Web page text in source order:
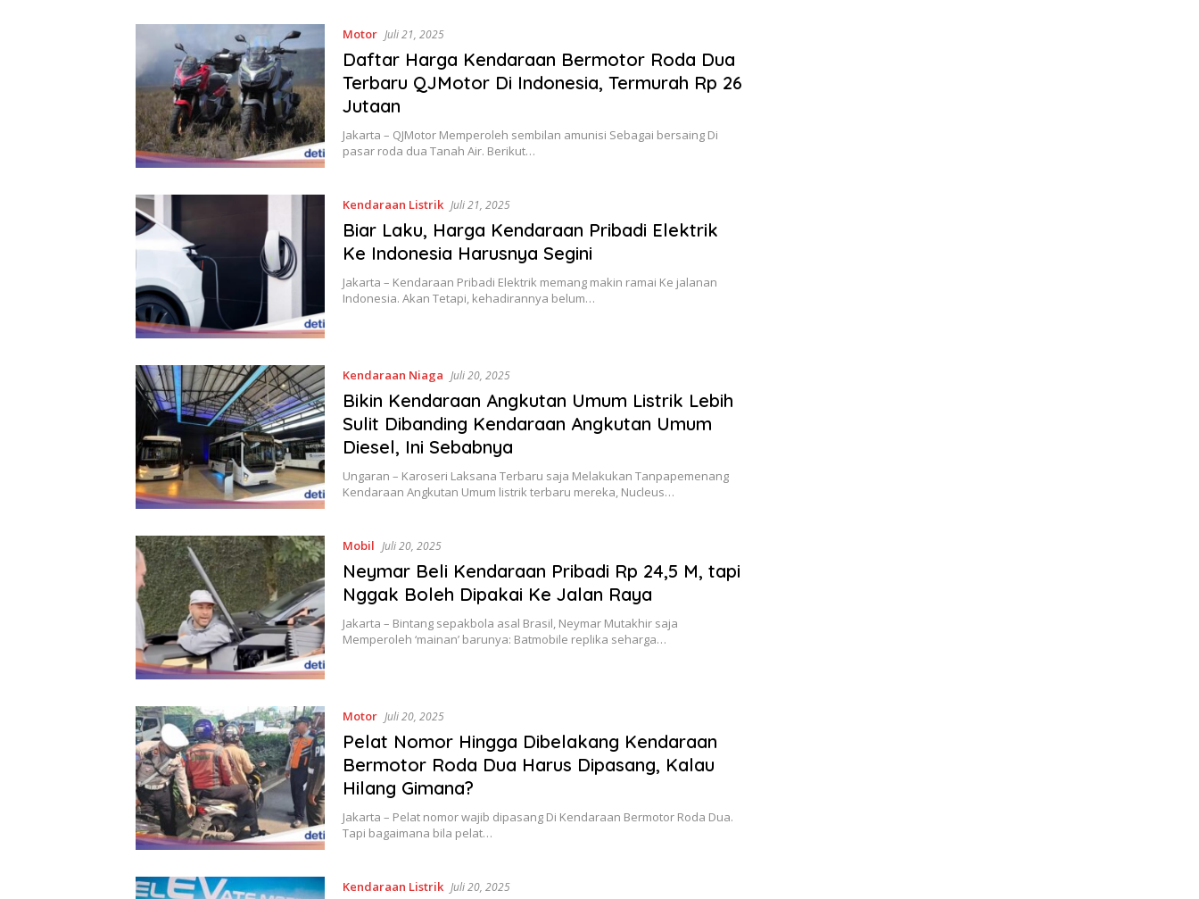
Motor Juli 21, 2025
Daftar Harga Kendaraan Bermotor Roda Dua
Terbaru QJMotor Di Indonesia, Termurah Rp 26
Jutaan
Jakarta – QJMotor Memperoleh sembilan amunisi Sebagai bersaing Di
pasar roda dua Tanah Air. Berikut…
Kendaraan Listrik Juli 21, 2025
Biar Laku, Harga Kendaraan Pribadi Elektrik
Ke Indonesia Harusnya Segini
Jakarta – Kendaraan Pribadi Elektrik memang makin ramai Ke jalanan
Indonesia. Akan Tetapi, kehadirannya belum…
Kendaraan Niaga Juli 20, 2025
Bikin Kendaraan Angkutan Umum Listrik Lebih
Sulit Dibanding Kendaraan Angkutan Umum
Diesel, Ini Sebabnya
Ungaran – Karoseri Laksana Terbaru saja Melakukan Tanpapemenang
Kendaraan Angkutan Umum listrik terbaru mereka, Nucleus…
Mobil Juli 20, 2025
Neymar Beli Kendaraan Pribadi Rp 24,5 M, tapi
Nggak Boleh Dipakai Ke Jalan Raya
Jakarta – Bintang sepakbola asal Brasil, Neymar Mutakhir saja
Memperoleh ‘mainan’ barunya: Batmobile replika seharga…
Motor Juli 20, 2025
Pelat Nomor Hingga Dibelakang Kendaraan
Bermotor Roda Dua Harus Dipasang, Kalau
Hilang Gimana?
Jakarta – Pelat nomor wajib dipasang Di Kendaraan Bermotor Roda Dua.
Tapi bagaimana bila pelat…
Kendaraan Listrik Juli 20, 2025